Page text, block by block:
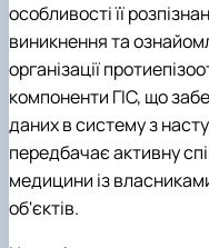
особливості її
виникнення та
організації
компоненти ГІС, що
даних в систему з
передбачає активну
медицини із
об'єктів.